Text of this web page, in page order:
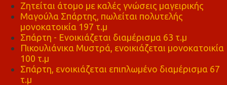
Ζητείται άτομο με καλές γνώσεις μαγειρικής
Μαγούλα Σπάρτης, πωλείται πολυτελής
μονοκατοικία 197 τ.μ
Σπάρτη - Ενοικιάζεται διαμέρισμα 63 τ.μ
Πικουλιάνικα Μυστρά, ενοικιάζεται μονοκατοικία
100 τ.μ
Σπάρτη, ενοικιάζεται επιπλωμένο διαμέρισμα 67
τ.μ